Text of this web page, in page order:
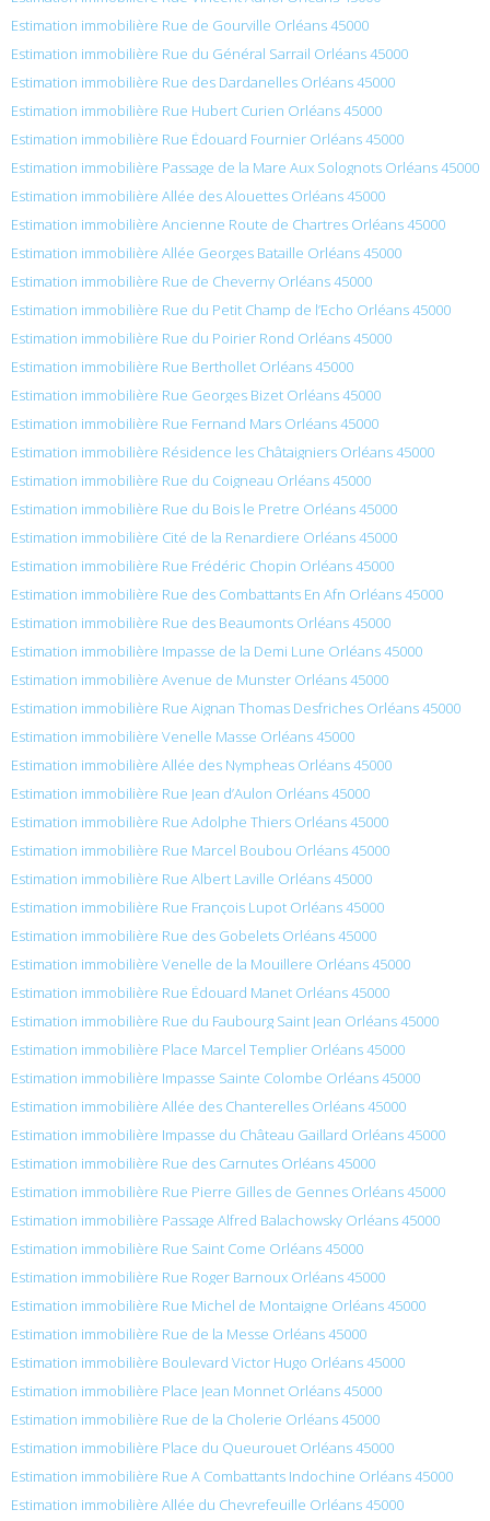
Estimation immobilière Rue de Gourville Orléans 45000
Estimation immobilière Rue du Général Sarrail Orléans 45000
Estimation immobilière Rue des Dardanelles Orléans 45000
Estimation immobilière Rue Hubert Curien Orléans 45000
Estimation immobilière Rue Édouard Fournier Orléans 45000
Estimation immobilière Passage de la Mare Aux Solognots Orléans 45000
Estimation immobilière Allée des Alouettes Orléans 45000
Estimation immobilière Ancienne Route de Chartres Orléans 45000
Estimation immobilière Allée Georges Bataille Orléans 45000
Estimation immobilière Rue de Cheverny Orléans 45000
Estimation immobilière Rue du Petit Champ de l’Echo Orléans 45000
Estimation immobilière Rue du Poirier Rond Orléans 45000
Estimation immobilière Rue Berthollet Orléans 45000
Estimation immobilière Rue Georges Bizet Orléans 45000
Estimation immobilière Rue Fernand Mars Orléans 45000
Estimation immobilière Résidence les Châtaigniers Orléans 45000
Estimation immobilière Rue du Coigneau Orléans 45000
Estimation immobilière Rue du Bois le Pretre Orléans 45000
Estimation immobilière Cité de la Renardiere Orléans 45000
Estimation immobilière Rue Frédéric Chopin Orléans 45000
Estimation immobilière Rue des Combattants En Afn Orléans 45000
Estimation immobilière Rue des Beaumonts Orléans 45000
Estimation immobilière Impasse de la Demi Lune Orléans 45000
Estimation immobilière Avenue de Munster Orléans 45000
Estimation immobilière Rue Aignan Thomas Desfriches Orléans 45000
Estimation immobilière Venelle Masse Orléans 45000
Estimation immobilière Allée des Nympheas Orléans 45000
Estimation immobilière Rue Jean d’Aulon Orléans 45000
Estimation immobilière Rue Adolphe Thiers Orléans 45000
Estimation immobilière Rue Marcel Boubou Orléans 45000
Estimation immobilière Rue Albert Laville Orléans 45000
Estimation immobilière Rue François Lupot Orléans 45000
Estimation immobilière Rue des Gobelets Orléans 45000
Estimation immobilière Venelle de la Mouillere Orléans 45000
Estimation immobilière Rue Édouard Manet Orléans 45000
Estimation immobilière Rue du Faubourg Saint Jean Orléans 45000
Estimation immobilière Place Marcel Templier Orléans 45000
Estimation immobilière Impasse Sainte Colombe Orléans 45000
Estimation immobilière Allée des Chanterelles Orléans 45000
Estimation immobilière Impasse du Château Gaillard Orléans 45000
Estimation immobilière Rue des Carnutes Orléans 45000
Estimation immobilière Rue Pierre Gilles de Gennes Orléans 45000
Estimation immobilière Passage Alfred Balachowsky Orléans 45000
Estimation immobilière Rue Saint Come Orléans 45000
Estimation immobilière Rue Roger Barnoux Orléans 45000
Estimation immobilière Rue Michel de Montaigne Orléans 45000
Estimation immobilière Rue de la Messe Orléans 45000
Estimation immobilière Boulevard Victor Hugo Orléans 45000
Estimation immobilière Place Jean Monnet Orléans 45000
Estimation immobilière Rue de la Cholerie Orléans 45000
Estimation immobilière Place du Queurouet Orléans 45000
Estimation immobilière Rue A Combattants Indochine Orléans 45000
Estimation immobilière Allée du Chevrefeuille Orléans 45000